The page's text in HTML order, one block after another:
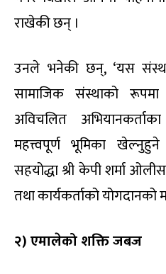
राखेकी छन् ।
उनले भनेकी छन्, ‘यस
सामाजिक संस्थाको
अविचलित
महत्त्वपूर्ण भूमिका
सहयोद्धा श्री केपी शर्मा
तथा कार्यकर्ताको योगदानको
२) एमालेको शक्ति जबज